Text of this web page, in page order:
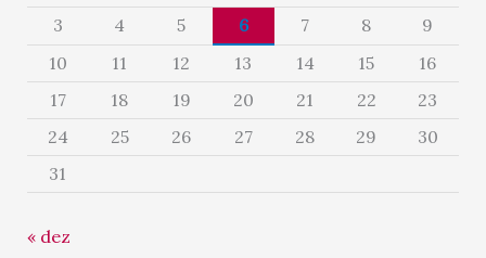
3
4 5 6 7 8
9
10
11 12 13 14 15
16
17
18 19 20 21 22
23
24
25 26 27 28 29
30
31
« dez